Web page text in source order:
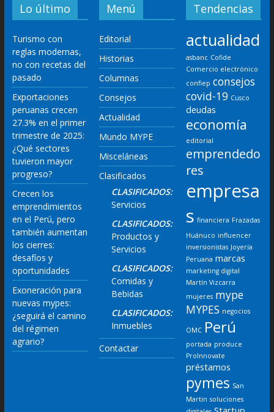
Lo último
Turismo con
reglas modernas,
no con recetas del
pasado
Exportaciones
peruanas crecen
27.3% en el primer
trimestre de 2025:
¿Qué sectores
tuvieron mayor
progreso?
Crecen los
emprendimientos
en el Perú, pero
también aumentan
los cierres:
desafíos y
oportunidades
Exoneración para
nuevas mypes:
¿seguirá el camino
del régimen
agrario?
Menú
Editorial
Historias
Columnas
Consejos
Actualidad
Mundo MYPE
Misceláneas
Clasificados
CLASIFICADOS:
Servicios
CLASIFICADOS:
Productos y
Servicios
CLASIFICADOS:
Comidas y
Bebidas
CLASIFICADOS:
Inmuebles
Contactar
Tendencias
actualidad
asbanc Cofide
Comercio electrónico
confiep consejos
covid-19 Cusco
deudas
economía
editorial
emprendedo
res
empresa
s financiera Frazadas
Huánuco influencer
inversionistas Joyería
Peruana marcas
marketing digital
Martín Vizcarra
mujeres mype
MYPES negocios
OMC Perú
portada produce
ProInnovate
préstamos
pymes San
Martin soluciones